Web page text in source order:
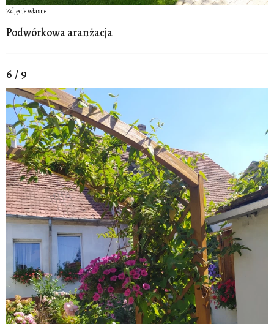
Zdjęcie własne
Podwórkowa aranżacja
6 / 9